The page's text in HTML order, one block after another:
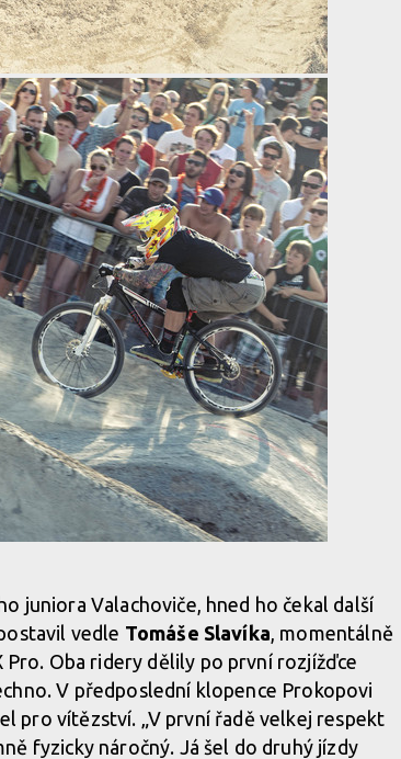
juniora Valachoviče, hned ho čekal další
vedle Tomáše Slavíka, momentálně
Oba ridery dělily po první rozjížďce
V předposlední klopence Prokopovi
pro vítězství. „V první řadě velkej respekt
fyzicky náročný. Já šel do druhý jízdy